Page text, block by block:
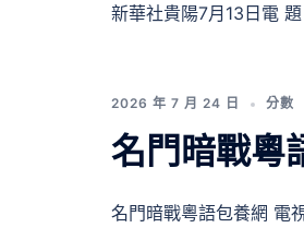
新華社貴陽7月13日電
2026 年 7 月 24 日 分數
名門暗戰粵
名門暗戰粵語包養網 電